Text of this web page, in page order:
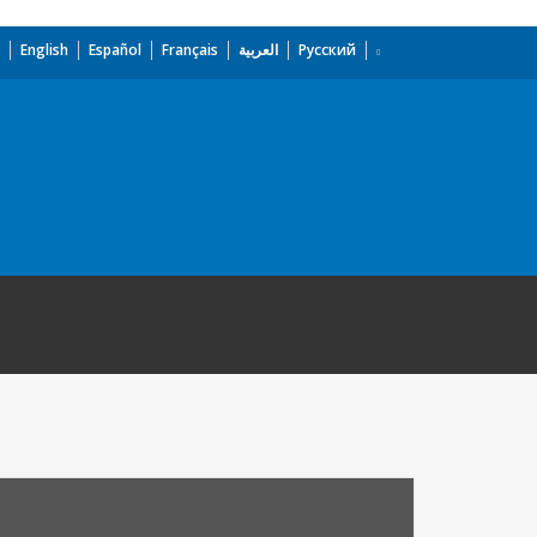
English Español Français العربية Русский